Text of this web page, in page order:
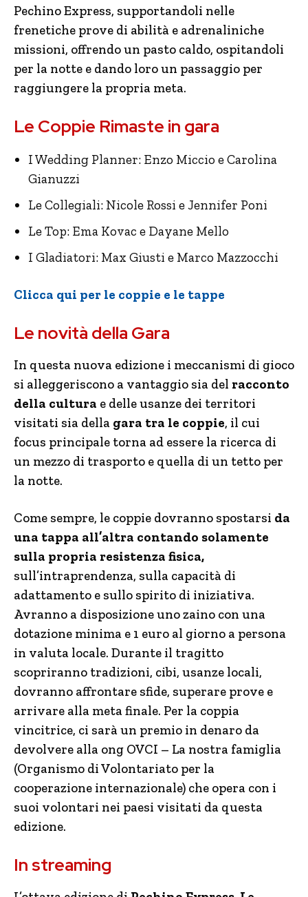
Pechino Express, supportandoli nelle
frenetiche prove di abilità e adrenaliniche
missioni, offrendo un pasto caldo, ospitandoli
per la notte e dando loro un passaggio per
raggiungere la propria meta.
Le Coppie Rimaste in gara
I Wedding Planner: Enzo Miccio e Carolina
Gianuzzi
Le Collegiali: Nicole Rossi e Jennifer Poni
Le Top: Ema Kovac e Dayane Mello
I Gladiatori: Max Giusti e Marco Mazzocchi
Clicca qui per le coppie e le tappe
Le novità della Gara
In questa nuova edizione i meccanismi di gioco
si alleggeriscono a vantaggio sia del racconto
della cultura e delle usanze dei territori
visitati sia della gara tra le coppie, il cui
focus principale torna ad essere la ricerca di
un mezzo di trasporto e quella di un tetto per
la notte.
Come sempre, le coppie dovranno spostarsi da
una tappa all’altra contando solamente
sulla propria resistenza fisica,
sull’intraprendenza, sulla capacità di
adattamento e sullo spirito di iniziativa.
Avranno a disposizione uno zaino con una
dotazione minima e 1 euro al giorno a persona
in valuta locale. Durante il tragitto
scopriranno tradizioni, cibi, usanze locali,
dovranno affrontare sfide, superare prove e
arrivare alla meta finale. Per la coppia
vincitrice, ci sarà un premio in denaro da
devolvere alla ong OVCI – La nostra famiglia
(Organismo di Volontariato per la
cooperazione internazionale) che opera con i
suoi volontari nei paesi visitati da questa
edizione.
In streaming